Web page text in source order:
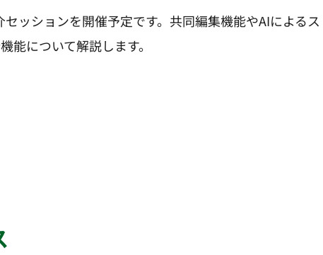
ッションを開催予定です。共同編集機能やAIによるス
能について解説します。